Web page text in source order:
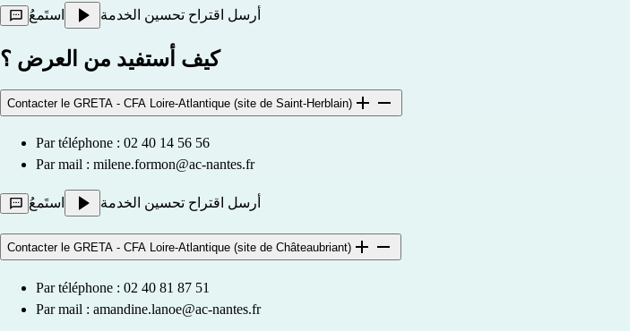
أرسل اقتراح تحسين الخدمة استَمعُ
كيف أستفيد من العرض ؟
Contacter le GRETA - CFA Loire-Atlantique (site de Saint-Herblain)
Par téléphone : 02 40 14 56 56
Par mail : milene.formon@ac-nantes.fr
أرسل اقتراح تحسين الخدمة استَمعُ
Contacter le GRETA - CFA Loire-Atlantique (site de Châteaubriant)
Par téléphone : 02 40 81 87 51
Par mail : amandine.lanoe@ac-nantes.fr